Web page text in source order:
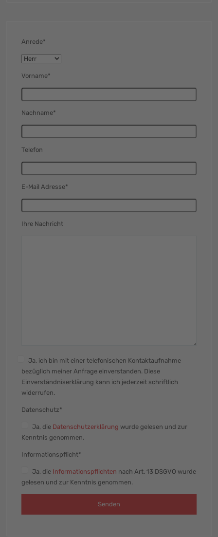
Anrede*
Vorname*
Nachname*
Telefon
E-Mail Adresse*
Ihre Nachricht
Ja, ich bin mit einer telefonischen Kontaktaufnahme
bezüglich meiner Anfrage einverstanden. Diese
Einverständniserklärung kann ich jederzeit schriftlich
widerrufen.
Datenschutz*
Ja, die Datenschutzerklärung wurde gelesen und zur
Kenntnis genommen.
Informationspflicht*
Ja, die Informationspflichten nach Art. 13 DSGVO wurde
gelesen und zur Kenntnis genommen.
Senden